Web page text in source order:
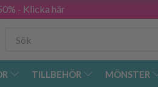
- Klicka här
TILLBEHÖR MÖNSTER